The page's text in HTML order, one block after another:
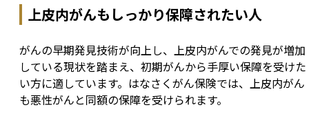
上皮内がんもしっかり保障されたい人
がんの早期発見技術が向上し、上皮内がんでの発見が増加
している現状を踏まえ、初期がんから手厚い保障を受けた
い方に適しています。はなさくがん保険では、上皮内がん
も悪性がんと同額の保障を受けられます。